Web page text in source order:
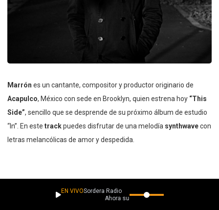
Marrón es un cantante, compositor y productor originario de
Acapulco, México con sede en Brooklyn, quien estrena hoy “This
Side”, sencillo que se desprende de su próximo álbum de estudio
“In”. En este trackpuedes disfrutar de una melodía synthwavecon
letras melancólicas de amor y despedida.
EN VIVOSordera Radio
Ahora suena